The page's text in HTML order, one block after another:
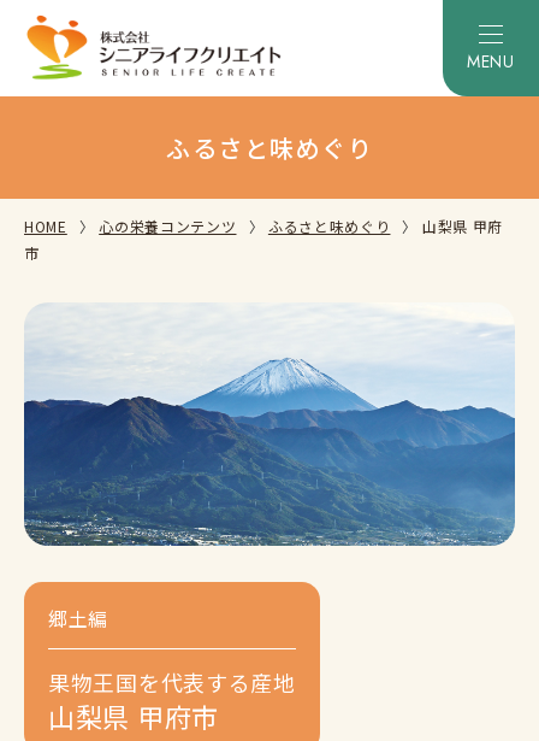
ふるさと味めぐり
HOME 心の栄養コンテンツ ふるさと味めぐり
山梨県 甲府
市
郷土編
果物王国を代表する産地
山梨県 甲府市